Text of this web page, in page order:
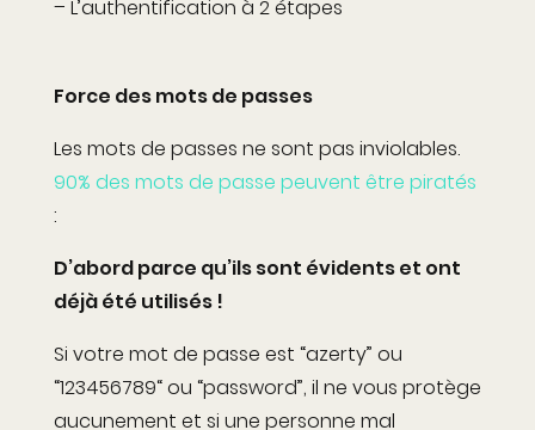
– L’authentification à 2 étapes
Force des mots de passes
Les mots de passes ne sont pas inviolables.
90% des mots de passe peuvent être piratés
:
D’abord parce qu’ils sont évidents et ont
déjà été utilisés !
Si votre mot de passe est “azerty” ou
“123456789“ ou “password”, il ne vous protège
aucunement et si une personne mal